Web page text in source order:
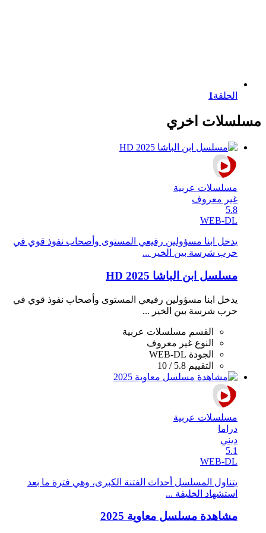
الحلقة1
مسلسلات اخري
مسلسلات عربية
غير معروف
5.8
WEB-DL
يدخل ابنا مسؤولين رفيعي المستوى وأصحاب نفوذ قوي في
حرب شرسة بين الخير ...
مسلسل ابن الباشا 2025 HD
يدخل ابنا مسؤولين رفيعي المستوى وأصحاب نفوذ قوي في
حرب شرسة بين الخير ...
القسم مسلسلات عربية
النوع غير معروف
الجودة WEB-DL
التقييم 5.8 / 10
مسلسلات عربية
دراما
ديني
5.1
WEB-DL
يتناول المسلسل أحداث الفتنة الكبرى، وهي فترة ما بعد
استشهاد الخليفة ...
مشاهدة مسلسل معاوية 2025